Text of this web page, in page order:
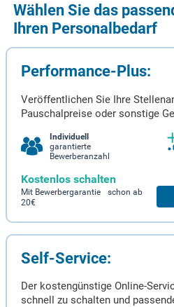
Wählen Sie das
Ihren Personalbedarf
Performance-Plus:
Veröffentlichen Sie Ihre
Pauschalpreise oder sonstige
Individuell
garantierte
Bewerberanzahl
Kostenlos schalten
Mit Bewerbergarantie schon ab
20€
Self-Service:
Der kostengünstige Online-
schnell zu schalten und